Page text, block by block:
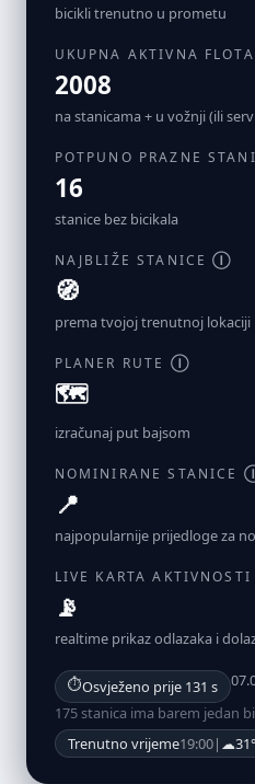
bicikli trenutno u prometu
UKUPNA AKTIVNA FLOTA
2008
na stanicama + u vožnji (ili
POTPUNO PRAZNE
16
stanice bez bicikala
NAJBLIŽE STANICEⒾ
🧭
prema tvojoj trenutnoj lokaciji
PLANER RUTE Ⓘ
🗺️
izračunaj put bajsom
NOMINIRANE STANICE
📍
najpopularnije prijedloge za
LIVE KARTA
📡
realtime prikaz odlazaka i
⏱Osvježeno prije 131 s
175 stanica ima barem jedan
Trenutno vrijeme19:00| ☁